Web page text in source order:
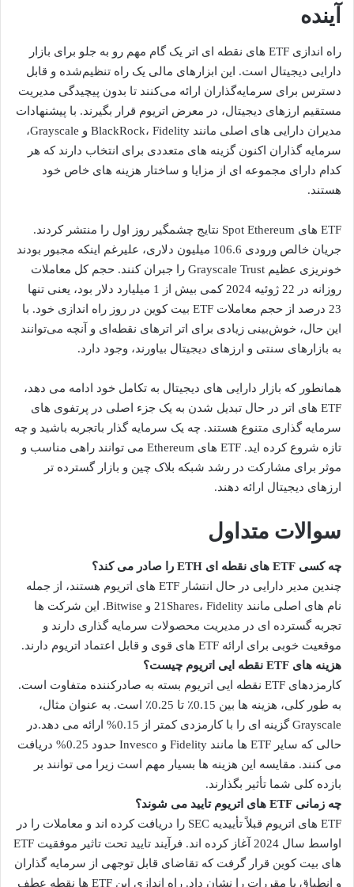
آینده
راه اندازی ETF های نقطه ای اتر یک گام مهم رو به جلو برای بازار
دارایی دیجیتال است. این ابزارهای مالی یک راه تنظیم‌شده و قابل
دسترس برای سرمایه‌گذاران ارائه می‌کنند تا بدون پیچیدگی مدیریت
مستقیم ارزهای دیجیتال، در معرض اتریوم قرار بگیرند. با پیشنهادات
مدیران دارایی های اصلی مانند BlackRock، Fidelity و Grayscale،
سرمایه گذاران اکنون گزینه های متعددی برای انتخاب دارند که هر
کدام دارای مجموعه ای از مزایا و ساختار هزینه های خاص خود
هستند.
ETF های Spot Ethereum نتایج چشمگیر روز اول را منتشر کردند.
جریان خالص ورودی 106.6 میلیون دلاری، علیرغم اینکه مجبور بودند
خونریزی عظیم Grayscale Trust را جبران کنند. حجم کل معاملات
روزانه در 22 ژوئیه 2024 کمی بیش از 1 میلیارد دلار بود، یعنی تنها
23 درصد از حجم معاملات ETF بیت کوین در روز راه اندازی خود. با
این حال، خوش‌بینی زیادی برای اتر اترهای نقطه‌ای و آنچه می‌توانند
به بازارهای سنتی و ارزهای دیجیتال بیاورند، وجود دارد.
همانطور که بازار دارایی های دیجیتال به تکامل خود ادامه می دهد،
ETF های اتر در حال تبدیل شدن به یک جزء اصلی در پرتفوی های
سرمایه گذاری متنوع هستند. چه یک سرمایه گذار باتجربه باشید و چه
تازه شروع کرده اید. ETF های Ethereum می توانند راهی مناسب و
موثر برای مشارکت در رشد شبکه بلاک چین و بازار گسترده تر
ارزهای دیجیتال ارائه دهند.
سوالات متداول
چه کسی ETF های نقطه ای ETH را صادر می کند؟
چندین مدیر دارایی در حال انتشار ETF های اتریوم هستند، از جمله
نام های اصلی مانند 21Shares، Fidelity و Bitwise. این شرکت ها
تجربه گسترده ای در مدیریت محصولات سرمایه گذاری دارند و
موقعیت خوبی برای ارائه ETF های قوی و قابل اعتماد اتریوم دارند.
هزینه های ETF نقطه ایی اتریوم چیست؟
کارمزدهای ETF نقطه ایی اتریوم بسته به صادرکننده متفاوت است.
به طور کلی، هزینه ها بین 0.15٪ تا 0.25٪ است. به عنوان مثال،
Grayscale گزینه ای را با کارمزدی کمتر از 0.15% ارائه می دهد.در
حالی که سایر ETF ها مانند Fidelity و Invesco حدود 0.25% دریافت
می کنند. مقایسه این هزینه ها بسیار مهم است زیرا می توانند بر
بازده کلی شما تأثیر بگذارند.
چه زمانی ETF های اتریوم تایید می شوند؟
ETF های اتریوم قبلاً تأییدیه SEC را دریافت کرده اند و معاملات را در
اواسط سال 2024 آغاز کرده اند. فرآیند تایید تحت تاثیر موفقیت ETF
های بیت کوین قرار گرفت که تقاضای قابل توجهی از سرمایه گذاران
و انطباق با مقررات را نشان داد. راه اندازی این ETF ها نقطه عطف